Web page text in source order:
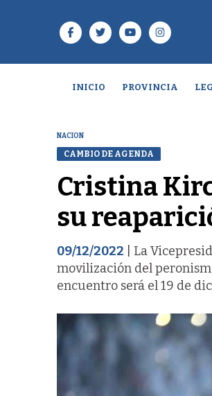
INICIO PROVINCIA
NACION
CAMBIO DE AGENDA
Cristina
su
09/12/2022 | La
movilización del
encuentro será el 19 de